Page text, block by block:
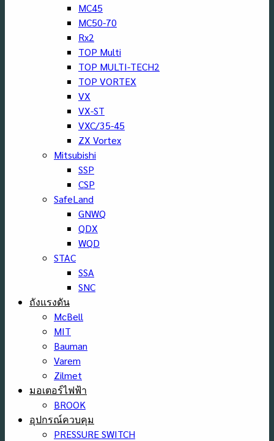
MC45
MC50-70
Rx2
TOP Multi
TOP MULTI-TECH2
TOP VORTEX
VX
VX-ST
VXC/35-45
ZX Vortex
Mitsubishi
SSP
CSP
SafeLand
GNWQ
QDX
WQD
STAC
SSA
SNC
ถังแรงดัน
McBell
MIT
Bauman
Varem
Zilmet
มอเตอร์ไฟฟ้า
BROOK
อุปกรณ์ควบคุม
PRESSURE SWITCH